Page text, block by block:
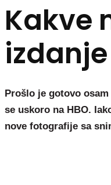
Kakve
Prošlo je gotovo
se uskoro na HBO.
nove fotografije sa